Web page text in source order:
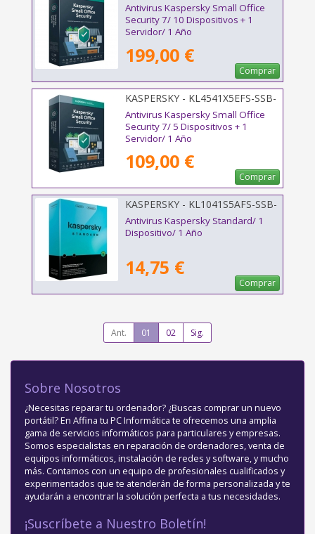
Antivirus Kaspersky Small Office
Security 7/ 10 Dispositivos + 1
Servidor/ 1 Año
199,00 €
Comprar
KASPERSKY - KL4541X5EFS-SSB-
ES
Antivirus Kaspersky Small Office
Security 7/ 5 Dispositivos + 1
Servidor/ 1 Año
109,00 €
Comprar
KASPERSKY - KL1041S5AFS-SSB-
ES
Antivirus Kaspersky Standard/ 1
Dispositivo/ 1 Año
14,75 €
Comprar
Ant. 01 02 Sig.
Sobre Nosotros
¿Necesitas reparar tu ordenador? ¿Buscas comprar un nuevo
portátil? En Affina tu PC Informática te ofrecemos una amplia
gama de servicios informáticos para particulares y empresas.
Somos especialistas en reparación de ordenadores, venta de
equipos informáticos, instalación de redes y software, y mucho
más. Contamos con un equipo de profesionales cualificados y
experimentados que te atenderán de forma personalizada y te
ayudarán a encontrar la solución perfecta a tus necesidades.
¡Suscríbete a Nuestro Boletín!